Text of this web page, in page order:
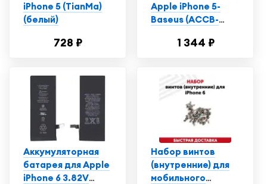
iPhone 5 (TianMa)
(белый)
728 ₽
Apple iPhone 5-
Baseus (ACCB-
1 344 ₽
Аккумуляторная
батарея для Apple
iPhone 6 3.82V
Набор винтов
(внутренние) для
мобильного